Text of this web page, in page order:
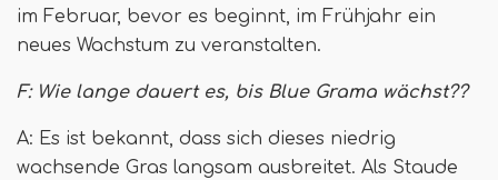
im Februar, bevor es beginnt, im Frühjahr ein
neues Wachstum zu veranstalten.
F: Wie lange dauert es, bis Blue Grama wächst??
A: Es ist bekannt, dass sich dieses niedrig
wachsende Gras langsam ausbreitet. Als Staude